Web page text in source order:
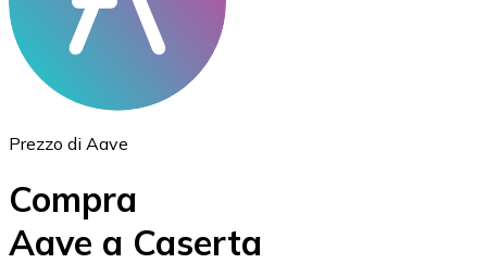
ETH
Prezzo di Aave
Compra
Aave a Caserta